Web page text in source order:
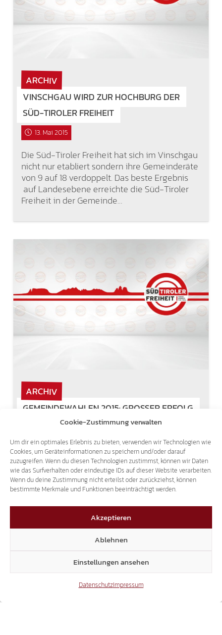
Cookie-Zustimmung verwalten
Um dir ein optimales Erlebnis zu bieten, verwenden wir Technologien wie
Cookies, um Geräteinformationen zu speichern und/oder darauf
zuzugreifen. Wenn du diesen Technologien zustimmst, können wir Daten
wie das Surfverhalten oder eindeutige IDs auf dieser Website verarbeiten.
Wenn du deine Zustimmung nicht erteilst oder zurückziehst, können
bestimmte Merkmale und Funktionen beeinträchtigt werden.
Akzeptieren
Ablehnen
Einstellungen ansehen
DatenschutzImpressum
ARCHIV
VINSCHGAU WIRD ZUR HOCHBURG DER
SÜD-TIROLER FREIHEIT
13. Mai 2015
Die Süd-Tiroler Freiheit hat sich im Vinschgau
nicht nur etabliert sondern ihre Gemeinderäte
von 9 auf 18 verdoppelt. Das beste Ergebnis
auf Landesebene erreichte die Süd-Tiroler
Freiheit in der Gemeinde…
ARCHIV
GEMEINDEWAHLEN 2015: GROSSER ERFOLG F
ÜR DIE SÜD-TIROLER FREIHEIT- PRÄSENZ IN D
EN GEMEINDEN WEITER AUSGEBAUT!
11. Mai 2015
Als vollen Erfolg wertet die SÜD-TIROLER
FREIHEIT ihr Abschneiden bei den gestrigen
Gemeindewahlen. In allen Gemeinden, in
welchen die Bewegung bereits vertreten war,
konnte man sich behaupten und die Präsenz…